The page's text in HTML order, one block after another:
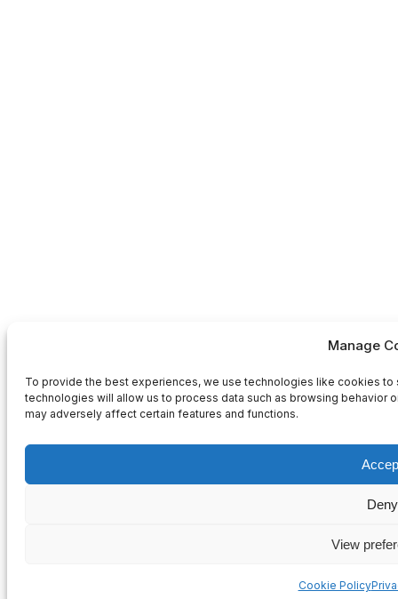
Manage
To provide the best experiences, we use technologies like cookies
technologies will allow us to process data such as browsing behavior
may adversely affect certain features and functions.
Deny
View
Cookie Policy